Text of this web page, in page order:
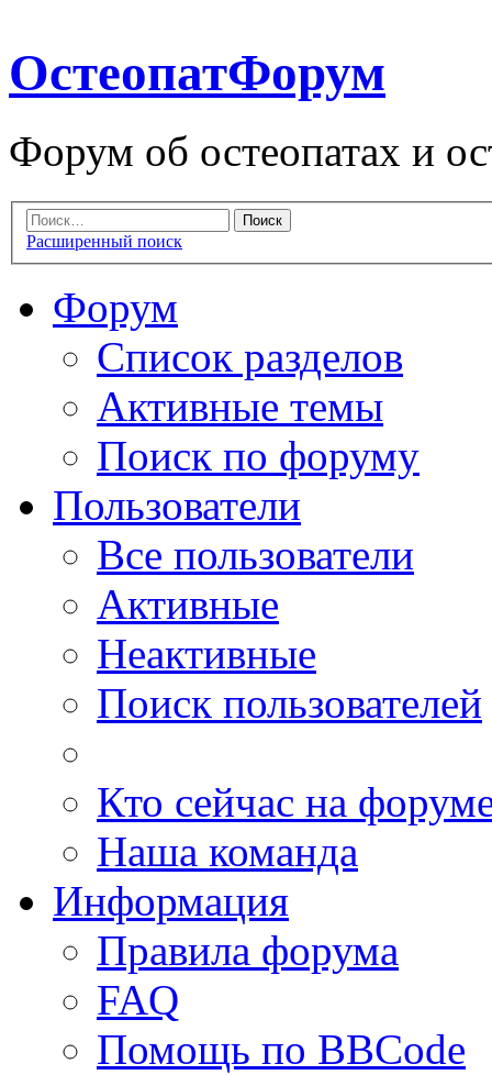
ОстеопатФорум
Форум об остеопатах и
Расширенный поиск
Форум
Список разделов
Активные темы
Поиск по форуму
Пользователи
Все пользователи
Активные
Неактивные
Поиск пользователей
Кто сейчас на
Наша команда
Информация
Правила форума
FAQ
Помощь по BBCode